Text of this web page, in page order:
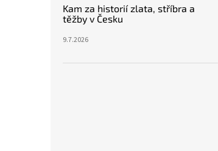
Kam za historií zlata, stříbra a
těžby v Česku
9.7.2026